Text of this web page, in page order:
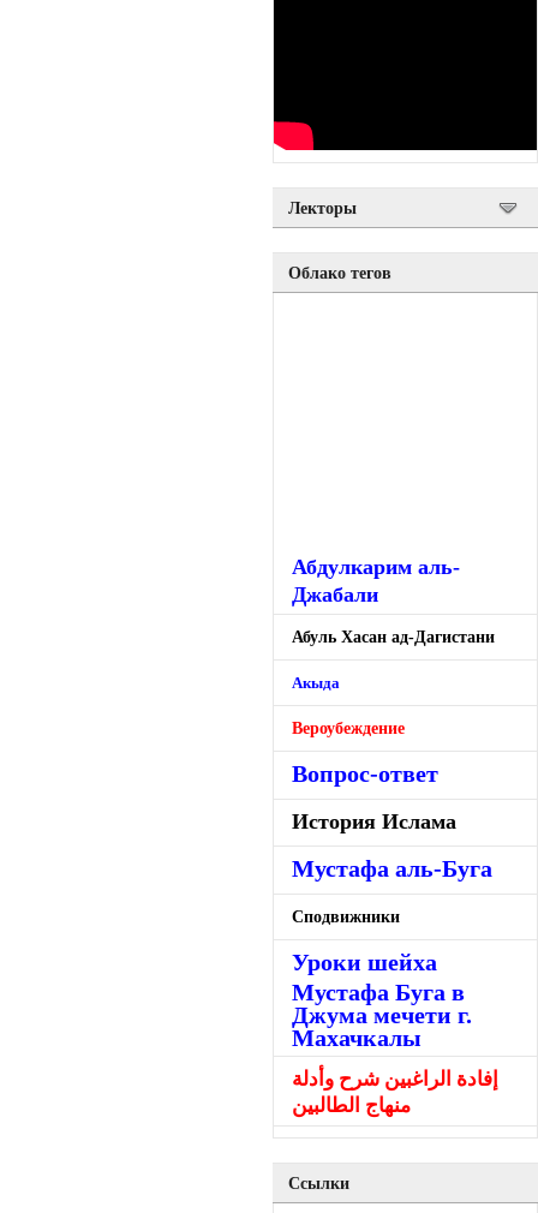
Лекторы
Облако тегов
Абдулкарим аль-
Джабали
Абуль Хасан ад-Дагистани
Акыда
Вероубеждение
Вопрос-ответ
История Ислама
Мустафа аль-Буга
Сподвижники
Уроки шейха
Мустафа Буга в
Джума мечети г.
Махачкалы
إفادة الراغبين شرح وأدلة
منهاج الطالبين
Ссылки